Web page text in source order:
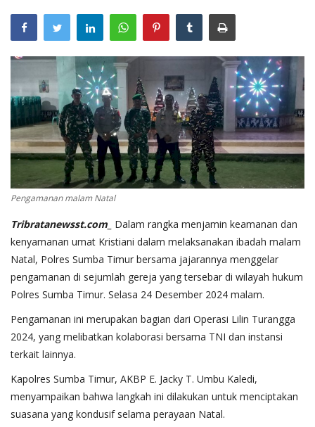
Giat Ops
Polisi Kita
Mitra Polisi
Lantas
Jurnal Kamtibmas
Pengamanan malam Natal
Tribratanewsst.com_ Dalam rangka menjamin keamanan dan
kenyamanan umat Kristiani dalam melaksanakan ibadah malam
Natal, Polres Sumba Timur bersama jajarannya menggelar
pengamanan di sejumlah gereja yang tersebar di wilayah hukum
Polres Sumba Timur. Selasa 24 Desember 2024 malam.
Pengamanan ini merupakan bagian dari Operasi Lilin Turangga
2024, yang melibatkan kolaborasi bersama TNI dan instansi
terkait lainnya.
Kapolres Sumba Timur, AKBP E. Jacky T. Umbu Kaledi,
menyampaikan bahwa langkah ini dilakukan untuk menciptakan
suasana yang kondusif selama perayaan Natal.